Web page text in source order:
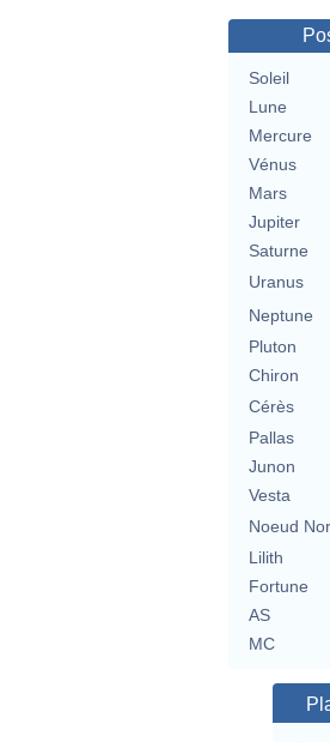
Soleil
Lune
Mercure
Vénus
Mars
Jupiter
Saturne
Uranus
Neptune
Pluton
Chiron
Cérès
Pallas
Junon
Vesta
Noeud
Lilith
Fortune
AS
MC